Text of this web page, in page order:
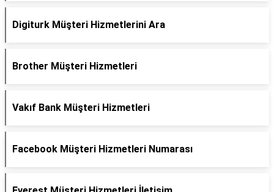
Digiturk Müşteri Hizmetlerini Ara
Brother Müşteri Hizmetleri
Vakıf Bank Müşteri Hizmetleri
Facebook Müşteri Hizmetleri Numarası